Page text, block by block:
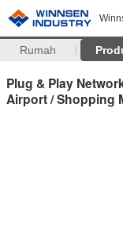
Rumah
Plug & Play
Airport / Shopping